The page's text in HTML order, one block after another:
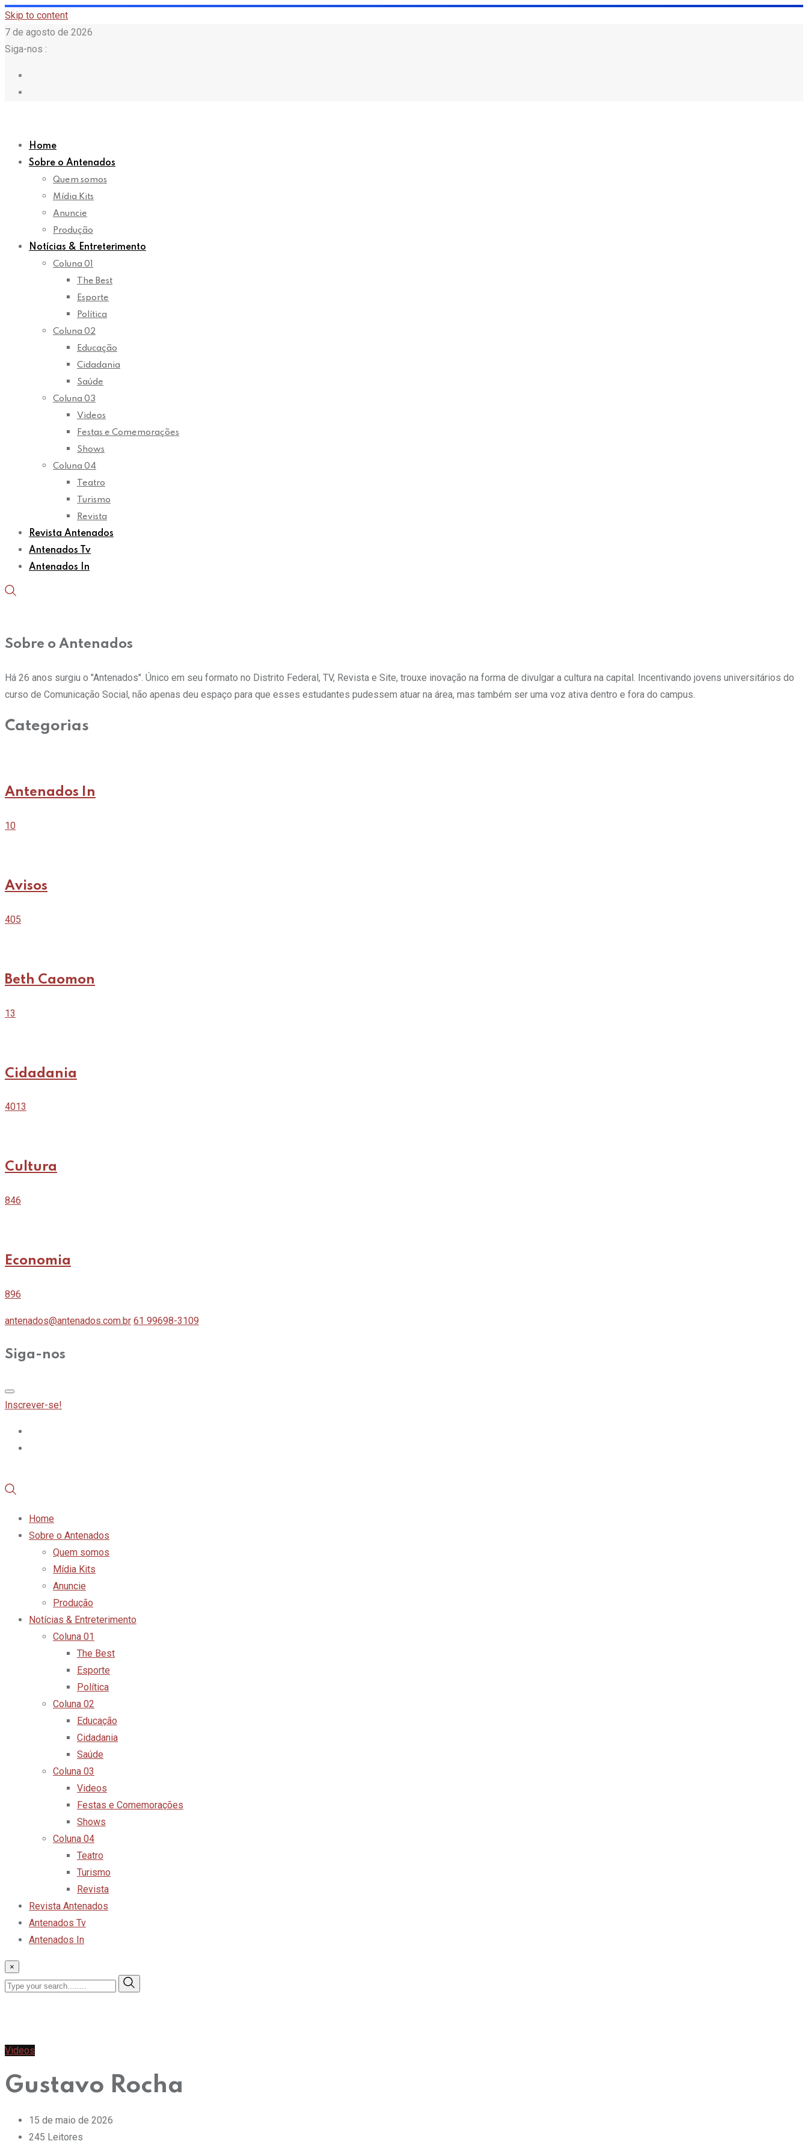
Skip to content
7 de agosto de 2026
Siga-nos :
Home
Sobre o Antenados
Quem somos
Mídia Kits
Anuncie
Produção
Notícias & Entreterimento
Coluna 01
The Best
Esporte
Política
Coluna 02
Educação
Cidadania
Saúde
Coluna 03
Videos
Festas e Comemorações
Shows
Coluna 04
Teatro
Turismo
Revista
Revista Antenados
Antenados Tv
Antenados In
Sobre o Antenados
Há 26 anos surgiu o "Antenados". Único em seu formato no Distrito Federal, TV, Revista e Site, trouxe inovação na forma de divulgar a cultura na capital. Incentivando jovens universitários do
curso de Comunicação Social, não apenas deu espaço para que esses estudantes pudessem atuar na área, mas também ser uma voz ativa dentro e fora do campus.
Categorias
Antenados In
10
Avisos
405
Beth Caomon
13
Cidadania
4013
Cultura
846
Economia
896
antenados@antenados.com.br 61 99698-3109
Siga-nos
Inscrever-se!
Home
Sobre o Antenados
Quem somos
Mídia Kits
Anuncie
Produção
Notícias & Entreterimento
Coluna 01
The Best
Esporte
Política
Coluna 02
Educação
Cidadania
Saúde
Coluna 03
Videos
Festas e Comemorações
Shows
Coluna 04
Teatro
Turismo
Revista
Revista Antenados
Antenados Tv
Antenados In
×
Videos
Gustavo Rocha
15 de maio de 2026
245 Leitores